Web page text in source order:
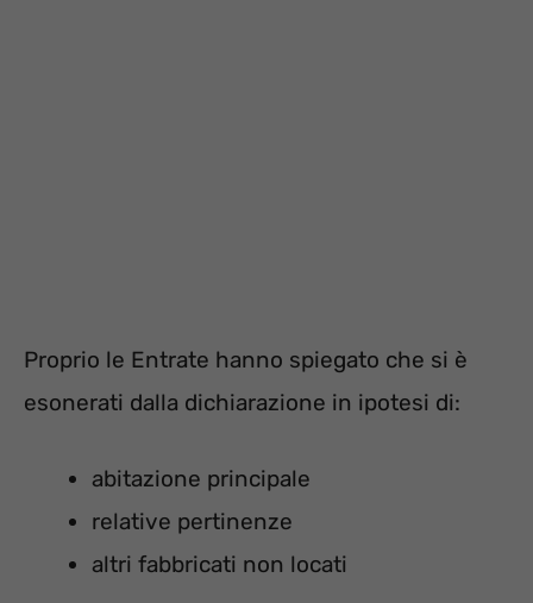
Proprio le Entrate hanno spiegato che si è
esonerati dalla dichiarazione in ipotesi di:
abitazione principale
relative pertinenze
altri fabbricati non locati